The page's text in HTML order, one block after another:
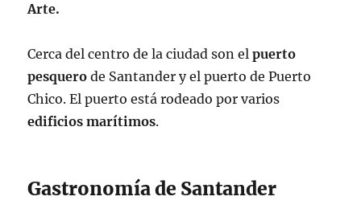
Arte.
Cerca del centro de la ciudad son elpuerto
pesquero de Santander y el puerto de Puerto
Chico. El puerto está rodeado por varios
edificios marítimos.
Gastronomía de Santander